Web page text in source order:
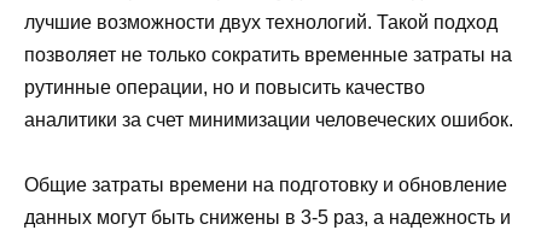
лучшие возможности двух технологий. Такой подход
позволяет не только сократить временные затраты на
рутинные операции, но и повысить качество
аналитики за счет минимизации человеческих ошибок.
Общие затраты времени на подготовку и обновление
данных могут быть снижены в 3-5 раз, а надежность и